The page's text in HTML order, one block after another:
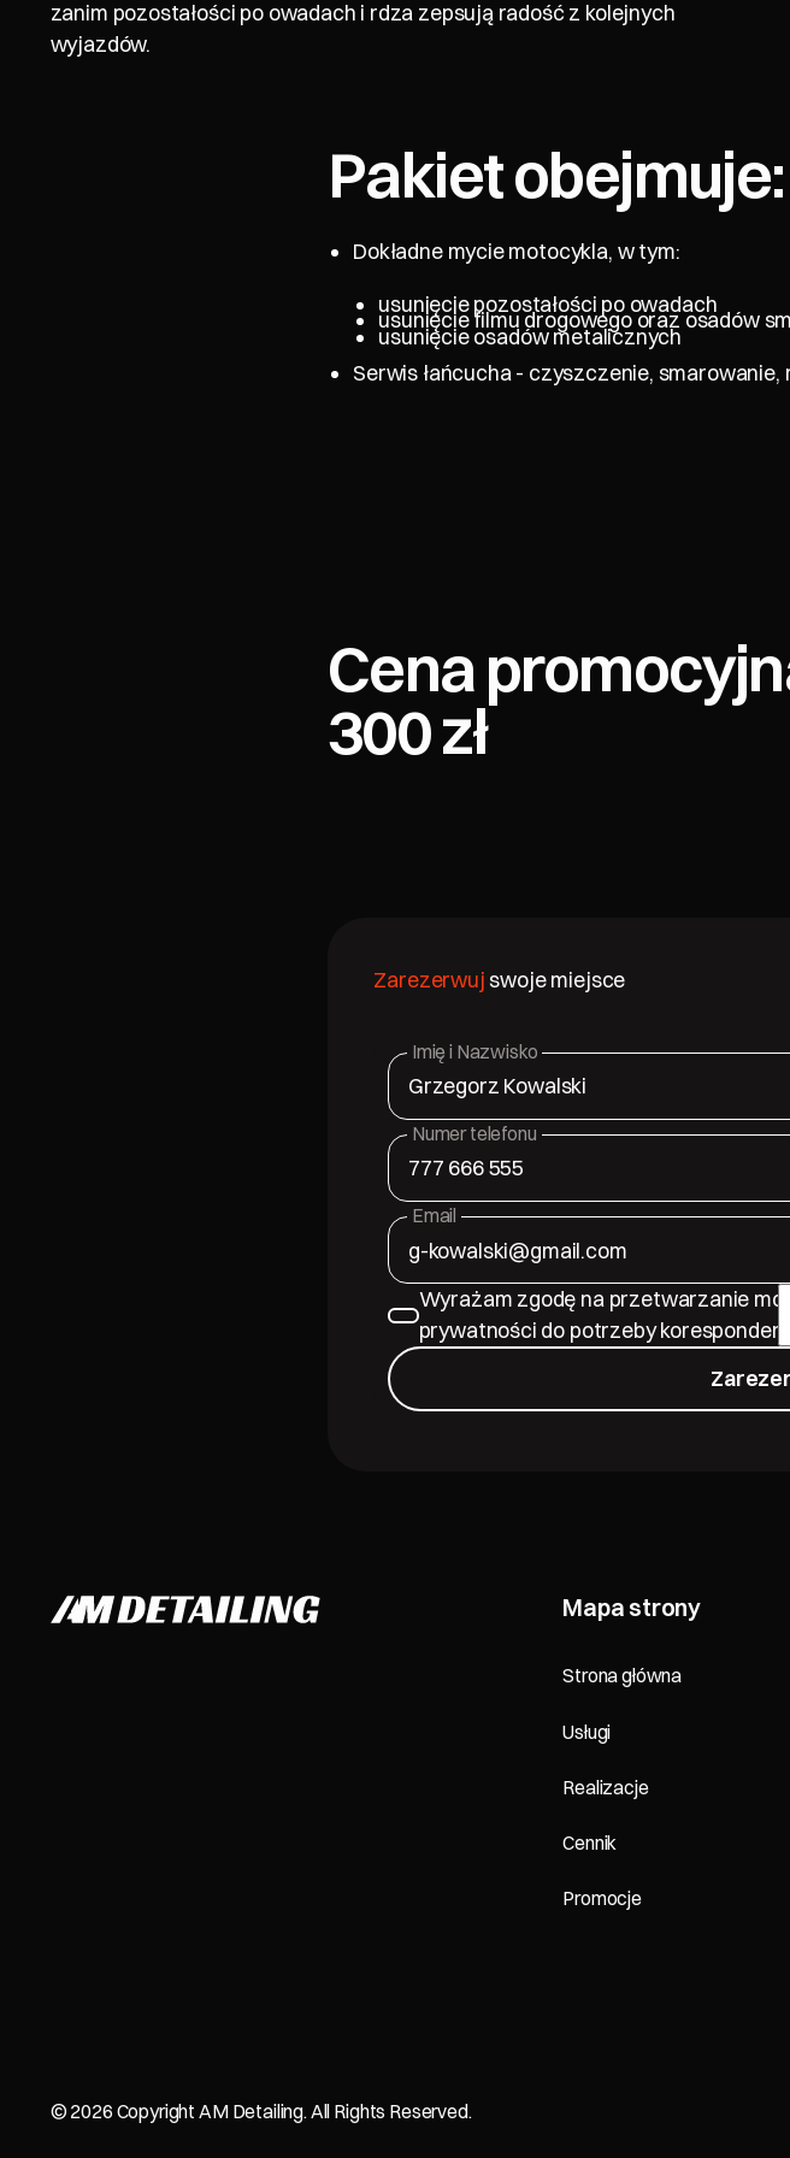
zanim pozostałości po owadach i rdza zepsują radość z kolejnych
wyjazdów.
Pakiet obejmuje:
Dokładne mycie motocykla, w tym:
usunięcie pozostałości po owadach
usunięcie filmu drogowego oraz osadów
usunięcie osadów metalicznych
Serwis łańcucha - czyszczenie, smarowanie,
Cena
300 zł
Zarezerwuj swoje miejsce
Imię i Nazwisko
Numer telefonu
Email
Wyrażam zgodę na przetwarzanie
prywatności do potrzeby
Mapa strony
Strona główna
Usługi
Realizacje
Cennik
Promocje
© 2026 Copyright AM Detailing. All Rights Reserved.